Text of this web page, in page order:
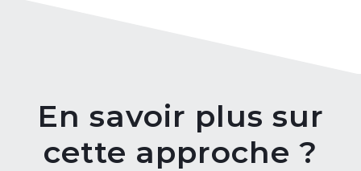
En savoir plus sur
cette approche ?